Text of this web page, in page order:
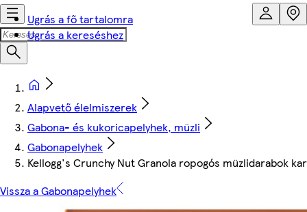
Ugrás a fő tartalomra
Ugrás a kereséshez
Alapvető élelmiszerek
Gabona- és kukoricapelyhek, müzli
Gabonapelyhek
Kellogg's Crunchy Nut Granola ropogós müzlidarabok
Vissza a Gabonapelyhek